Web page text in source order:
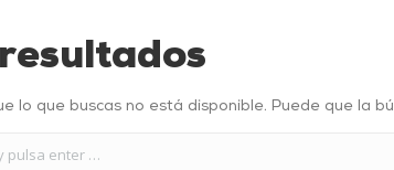
lo que buscas no está disponible. Puede que la